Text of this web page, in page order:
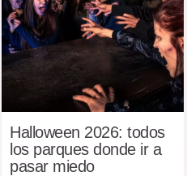
Halloween 2026: todos
los parques donde ir a
pasar miedo